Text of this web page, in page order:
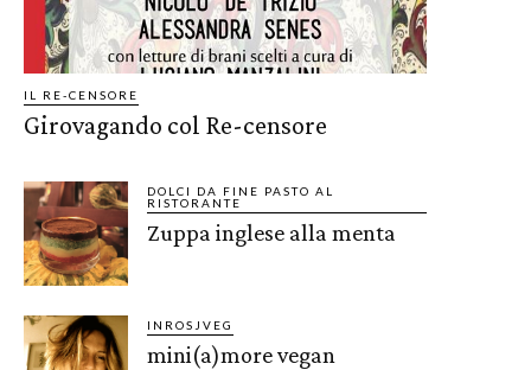
IL RE-CENSORE
Girovagando col Re-censore
DOLCI DA FINE PASTO AL
RISTORANTE
Zuppa inglese alla menta
INROSJVEG
mini(a)more vegan